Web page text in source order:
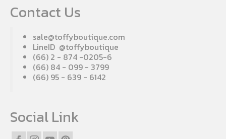
Contact Us
sale@toffyboutique.com
LineID @toffyboutique
(66) 2 - 874 -0205-6
(66) 84 - 099 - 3799
(66) 95 - 639 - 6142
Social Link